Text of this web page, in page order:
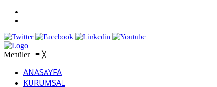
Menüler ≡ ╳
ANASAYFA
KURUMSAL